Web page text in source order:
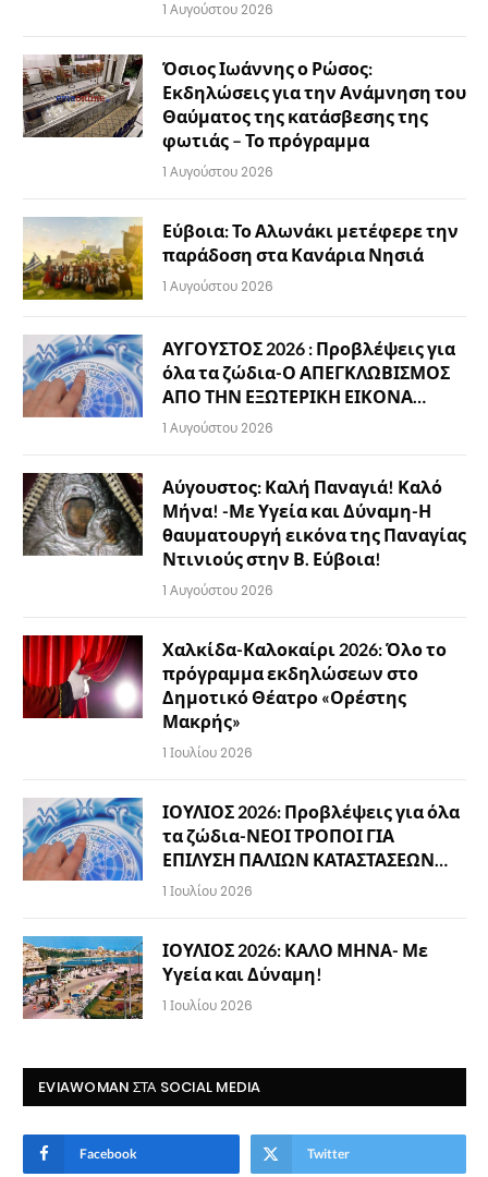
1 Αυγούστου 2026
Όσιος Ιωάννης ο Ρώσος:
Εκδηλώσεις για την Ανάμνηση του
Θαύματος της κατάσβεσης της
φωτιάς – Το πρόγραμμα
1 Αυγούστου 2026
Εύβοια: Το Αλωνάκι μετέφερε την
παράδοση στα Κανάρια Νησιά
1 Αυγούστου 2026
ΑΥΓΟΥΣΤΟΣ 2026 : Προβλέψεις για
όλα τα ζώδια-Ο ΑΠΕΓΚΛΩΒΙΣΜΟΣ
ΑΠΟ ΤΗΝ ΕΞΩΤΕΡΙΚΗ ΕΙΚΟΝΑ…
1 Αυγούστου 2026
Αύγουστος: Καλή Παναγιά! Καλό
Μήνα! -Με Υγεία και Δύναμη-Η
θαυματουργή εικόνα της Παναγίας
Ντινιούς στην Β. Εύβοια!
1 Αυγούστου 2026
Χαλκίδα-Καλοκαίρι 2026: Όλο το
πρόγραμμα εκδηλώσεων στο
Δημοτικό Θέατρο «Ορέστης
Μακρής»
1 Ιουλίου 2026
ΙΟΥΛΙΟΣ 2026: Προβλέψεις για όλα
τα ζώδια-ΝΕΟΙ ΤΡΟΠΟΙ ΓΙΑ
ΕΠΙΛΥΣΗ ΠΑΛΙΩΝ ΚΑΤΑΣΤΑΣΕΩΝ…
1 Ιουλίου 2026
ΙΟΥΛΙΟΣ 2026: ΚΑΛΟ ΜΗΝΑ- Με
Υγεία και Δύναμη!
1 Ιουλίου 2026
EVIAWOMAN ΣΤΑ SOCIAL MEDIA
Facebook Twitter